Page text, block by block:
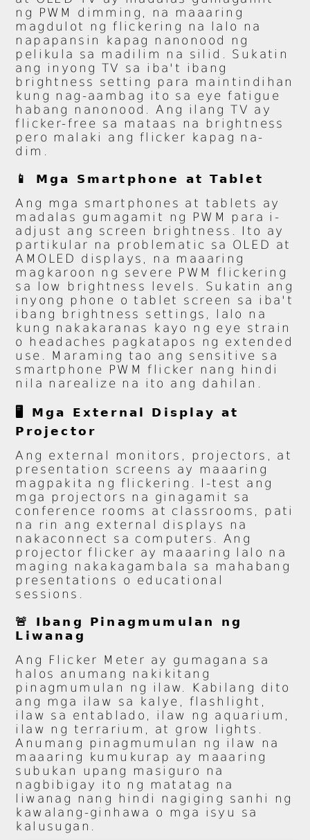
ng PWM dimming, na maaaring
magdulot ng flickering na lalo na
napapansin kapag nanonood ng
pelikula sa madilim na silid. Sukatin
ang inyong TV sa iba't ibang
brightness setting para maintindihan
kung nag-aambag ito sa eye fatigue
habang nanonood. Ang ilang TV ay
flicker-free sa mataas na brightness
pero malaki ang flicker kapag na-
dim.
📱 Mga Smartphone at Tablet
Ang mga smartphones at tablets ay
madalas gumagamit ng PWM para i-
adjust ang screen brightness. Ito ay
partikular na problematic sa OLED at
AMOLED displays, na maaaring
magkaroon ng severe PWM flickering
sa low brightness levels. Sukatin ang
inyong phone o tablet screen sa iba't
ibang brightness settings, lalo na
kung nakakaranas kayo ng eye strain
o headaches pagkatapos ng extended
use. Maraming tao ang sensitive sa
smartphone PWM flicker nang hindi
nila narealize na ito ang dahilan.
🖥️ Mga External Display at
Projector
Ang external monitors, projectors, at
presentation screens ay maaaring
magpakita ng flickering. I-test ang
mga projectors na ginagamit sa
conference rooms at classrooms, pati
na rin ang external displays na
nakaconnect sa computers. Ang
projector flicker ay maaaring lalo na
maging nakakagambala sa mahabang
presentations o educational
sessions.
🚨 Ibang Pinagmumulan ng
Liwanag
Ang Flicker Meter ay gumagana sa
halos anumang nakikitang
pinagmumulan ng ilaw. Kabilang dito
ang mga ilaw sa kalye, flashlight,
ilaw sa entablado, ilaw ng aquarium,
ilaw ng terrarium, at grow lights.
Anumang pinagmumulan ng ilaw na
maaaring kumukurap ay maaaring
subukan upang masiguro na
nagbibigay ito ng matatag na
liwanag nang hindi nagiging sanhi ng
kawalang-ginhawa o mga isyu sa
kalusugan.